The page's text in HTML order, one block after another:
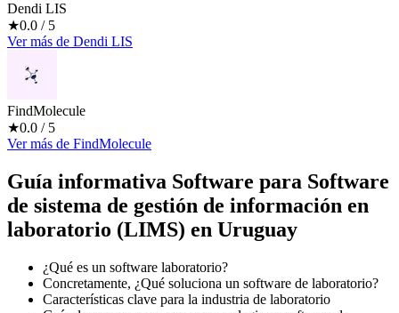
Dendi LIS
★0.0 / 5
Ver más de Dendi LIS
FindMolecule
★0.0 / 5
Ver más de FindMolecule
Guía informativa Software para Software
de sistema de gestión de información en
laboratorio (LIMS) en Uruguay
¿Qué es un software laboratorio?
Concretamente, ¿Qué soluciona un software de laboratorio?
Características clave para la industria de laboratorio